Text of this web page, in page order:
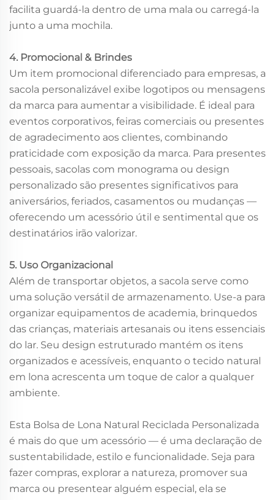
facilita guardá-la dentro de uma mala ou carregá-la
junto a uma mochila.
4. Promocional & Brindes
Um item promocional diferenciado para empresas, a
sacola personalizável exibe logotipos ou mensagens
da marca para aumentar a visibilidade. É ideal para
eventos corporativos, feiras comerciais ou presentes
de agradecimento aos clientes, combinando
praticidade com exposição da marca. Para presentes
pessoais, sacolas com monograma ou design
personalizado são presentes significativos para
aniversários, feriados, casamentos ou mudanças —
oferecendo um acessório útil e sentimental que os
destinatários irão valorizar.
5. Uso Organizacional
Além de transportar objetos, a sacola serve como
uma solução versátil de armazenamento. Use-a para
organizar equipamentos de academia, brinquedos
das crianças, materiais artesanais ou itens essenciais
do lar. Seu design estruturado mantém os itens
organizados e acessíveis, enquanto o tecido natural
em lona acrescenta um toque de calor a qualquer
ambiente.
Esta Bolsa de Lona Natural Reciclada Personalizada
é mais do que um acessório — é uma declaração de
sustentabilidade, estilo e funcionalidade. Seja para
fazer compras, explorar a natureza, promover sua
marca ou presentear alguém especial, ela se